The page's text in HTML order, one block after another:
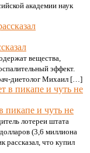
академии наук
вещества,
эффект.
диетолог Михаил […]
пикапе и чуть не
лотереи штата
(3,6 миллиона
рассказал, что купил